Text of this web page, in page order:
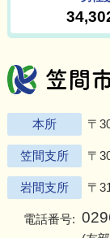
本所 〒
笠間支所 〒
岩間支所 〒
電話番号: